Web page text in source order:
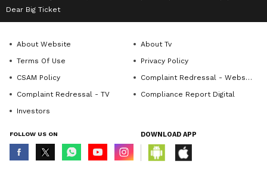
Dear Big Ticket
About Website
About Tv
Terms Of Use
Privacy Policy
CSAM Policy
Complaint Redressal - Website
Complaint Redressal - TV
Compliance Report Digital
Investors
FOLLOW US ON DOWNLOAD APP